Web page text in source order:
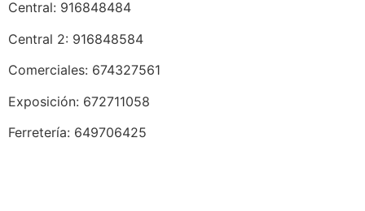
Central: 916848484
Central 2: 916848584
Comerciales: 674327561
Exposición: 672711058
Ferretería: 649706425